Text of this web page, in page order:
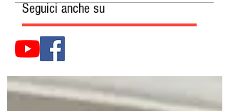
Seguici anche su